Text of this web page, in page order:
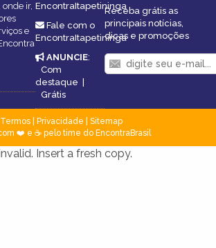
ir,
e
EncontraItapetininga
Fale com o
EncontraItapetininga
ANUNCIE:
Com
destaque
Grátis
Receba grátis as
principais notícias,
dicas e promoções
Termos| Privacidade
Sitemap
❤️ e ☕ pelo time do EncontraBrasil
Insert a fresh copy.